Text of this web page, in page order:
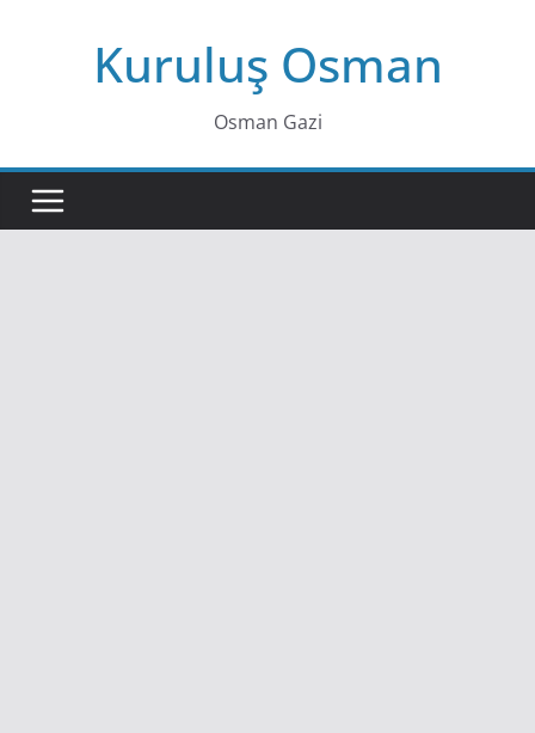
Kuruluş Osman
Osman Gazi